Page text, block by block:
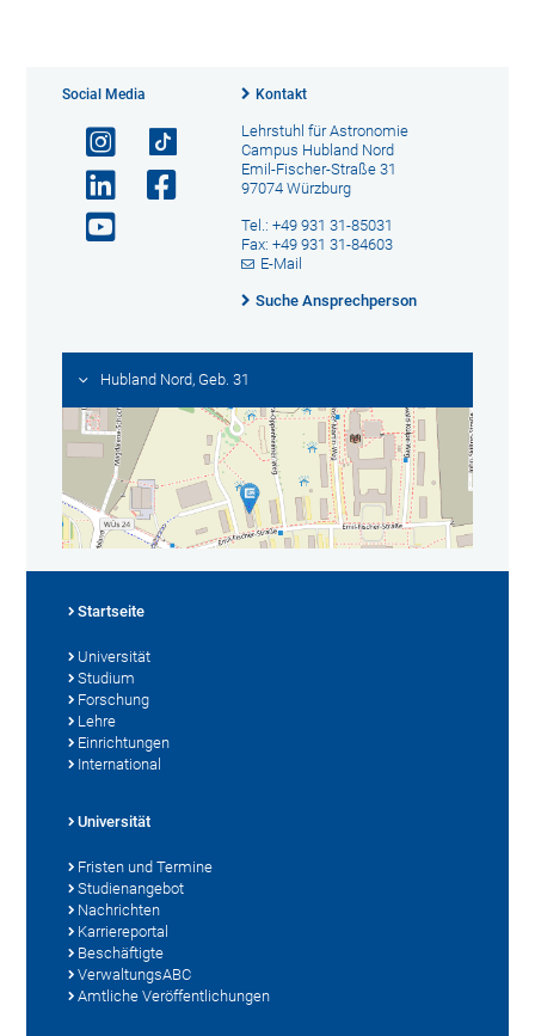
Social Media Kontakt
Lehrstuhl für Astronomie
Campus Hubland Nord
Emil-Fischer-Straße 31
97074 Würzburg
Tel.: +49 931 31-85031
Fax: +49 931 31-84603
E-Mail
Suche Ansprechperson
Hubland Nord, Geb. 31
Startseite
Universität
Studium
Forschung
Lehre
Einrichtungen
International
Universität
Fristen und Termine
Studienangebot
Nachrichten
Karriereportal
Beschäftigte
VerwaltungsABC
Amtliche Veröffentlichungen